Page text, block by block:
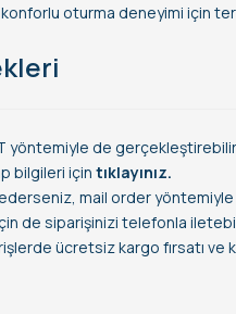
oturma deneyimi için
yöntemiyle de
bilgileri için tıklayınız.
mail order yöntemiyle
de siparişinizi telefonla
ücretsiz kargo fırsatı ve